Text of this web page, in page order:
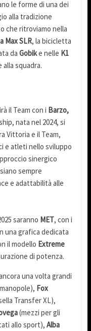
le forme di una dei
alla tradizione
che ritroviamo nella
Max SLR, la bicicletta
da Gobike nelle K1
squadra.
il Team con i Barzo,
nata nel 2024, si
Vittoria e il Team,
e atleti nello sviluppo
sinergico
sempre
e adattabilità alle
saranno MET, con i
una grafica dedicata
il modello Extreme
di potenza.
una volta grandi
Fox
Transfer XL),
(mezzi per gli
allo sport), Alba